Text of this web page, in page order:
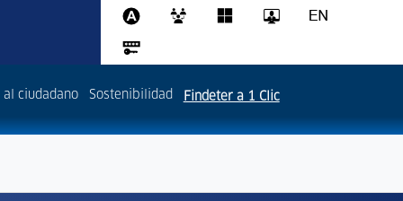
al ciudadano Sostenibilidad Findeter a 1 Clic